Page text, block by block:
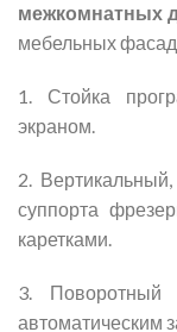
межкомнатных
мебельных
1. Стойка
экраном.
2.
суппорта
каретками.
3.
автоматическим